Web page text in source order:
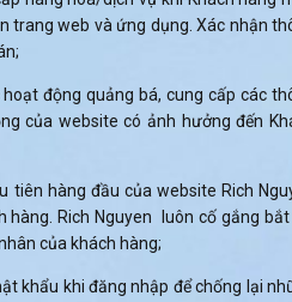
trang web và ứng dụng. Xác nhận
động quảng bá, cung cấp các
của website có ảnh hưởng đến
tiên hàng đầu của website Rich
Rich Nguyen luôn cố gắng
của khách hàng;
khẩu khi đăng nhập để chống lại